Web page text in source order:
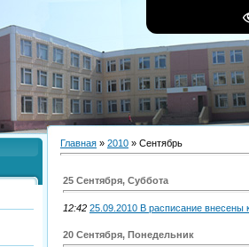
Главная » 2010 » Сентябрь
25 Сентября, Суббота
12:42 25.09.2010 В расписание внесены
20 Сентября, Понедельник